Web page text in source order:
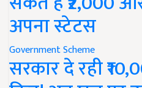
अपना स्टेटस
Government Scheme
सरकार दे रही